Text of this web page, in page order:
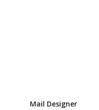
Mail Designer